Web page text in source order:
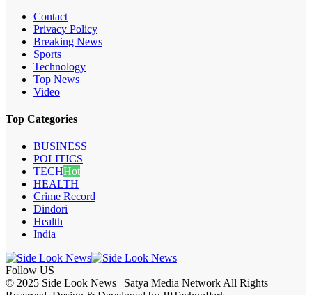
Contact
Privacy Policy
Breaking News
Sports
Technology
Top News
Video
Top Categories
BUSINESS
POLITICS
TECHHot
HEALTH
Crime Record
Dindori
Health
India
Follow US
© 2025 Side Look News | Satya Media Network All Rights